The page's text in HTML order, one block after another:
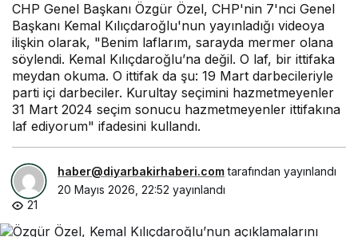
CHP Genel Başkanı Özgür Özel, CHP'nin 7'nci Genel
Başkanı Kemal Kılıçdaroğlu'nun yayınladığı videoya
ilişkin olarak, "Benim laflarım, sarayda mermer olana
söylendi. Kemal Kılıçdaroğlu’na değil. O laf, bir ittifaka
meydan okuma. O ittifak da şu: 19 Mart darbecileriyle
parti içi darbeciler. Kurultay seçimini hazmetmeyenler
31 Mart 2024 seçim sonucu hazmetmeyenler ittifakına
laf ediyorum" ifadesini kullandı.
haber@diyarbakirhaberi.comtarafından yayınlandı
20 Mayıs 2026, 22:52 yayınlandı
21